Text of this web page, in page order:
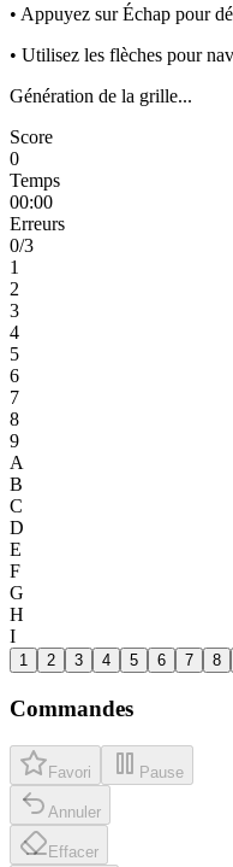
• Appuyez sur Échap pour
• Utilisez les flèches pour
Génération de la grille...
Score
0
Temps
00:00
Erreurs
0/3
1
2
3
4
5
6
7
8
9
A
B
C
D
E
F
G
H
I
1 2 3 4 5 6 7 8
Commandes
Favori Pause
Annuler
Effacer